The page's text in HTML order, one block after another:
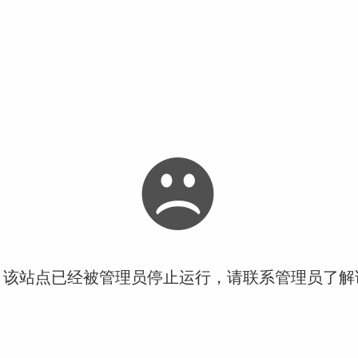
站点已经被管理员停止运行，请联系管理员了